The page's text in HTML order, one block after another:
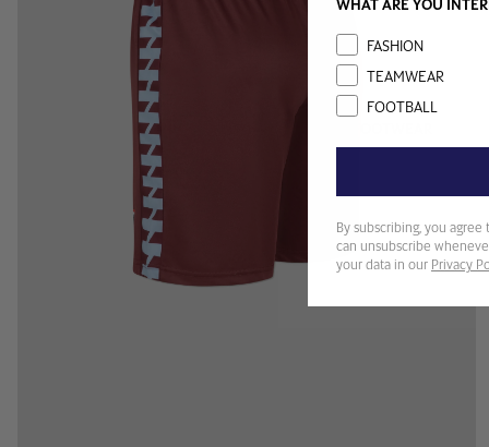
WHAT ARE YOU
InterestFASHION
TEAMWEAR
FOOTBALL
By subscribing, you agree
can unsubscribe
your data in our Privacy